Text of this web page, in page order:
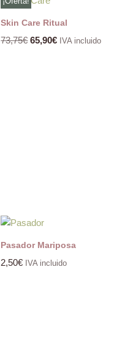
Skin Care Ritual
73,75€ 65,90€ IVA incluido
Pasador Mariposa
2,50€ IVA incluido